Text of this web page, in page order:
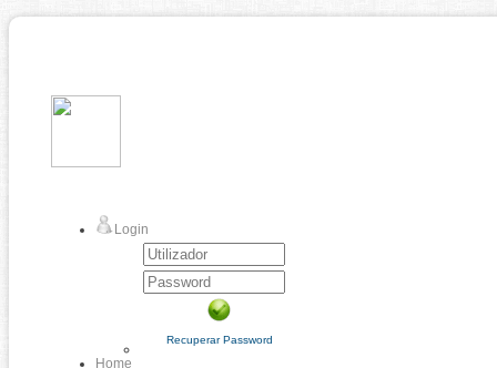
Login
Recuperar Password
Home